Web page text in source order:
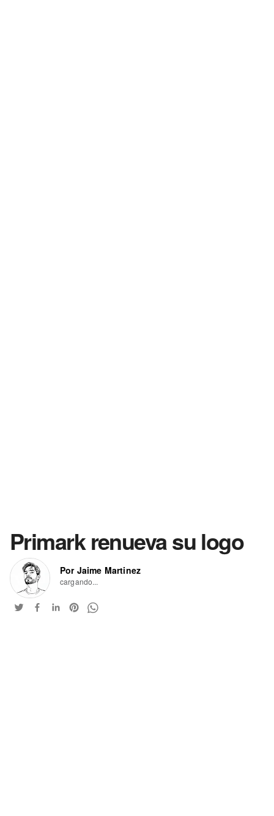
Primark renueva su logo
Por Jaime Martinez
cargando...